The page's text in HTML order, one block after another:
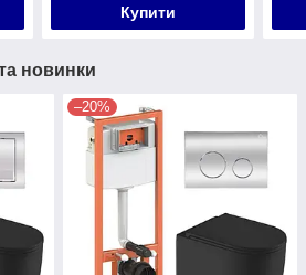
Купити
новинки
–20%